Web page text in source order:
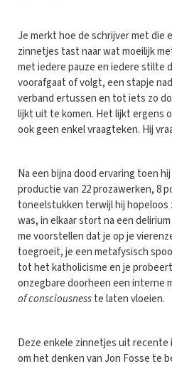
Je merkt hoe de schrijver met die
zinnetjes tast naar wat moeilijk
met iedere pauze en iedere stilte
voorafgaat of volgt, een stapje
verband ertussen en tot iets zo
lijkt uit te komen. Het lijkt ergens
ook geen enkel vraagteken. Hij
Na een bijna dood ervaring toen
productie van 22 prozawerken, 8
toneelstukken terwijl hij hopeloos
was, in elkaar stort na een
me voorstellen dat je op je
toegroeit, je een metafysisch
tot het katholicisme en je
onzegbare doorheen een interne
of consciousnesste laten vloeien.
Deze enkele zinnetjes uit
om het denken van Jon Fosse te